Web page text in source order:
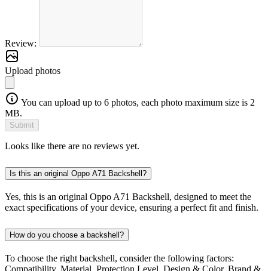
Review:
Upload photos
You can upload up to 6 photos, each photo maximum size is 2
MB.
Submit
Looks like there are no reviews yet.
Is this an original Oppo A71 Backshell?
Yes, this is an original Oppo A71 Backshell, designed to meet the
exact specifications of your device, ensuring a perfect fit and finish.
How do you choose a backshell?
To choose the right backshell, consider the following factors:
Compatibility, Material, Protection Level, Design & Color, Brand &